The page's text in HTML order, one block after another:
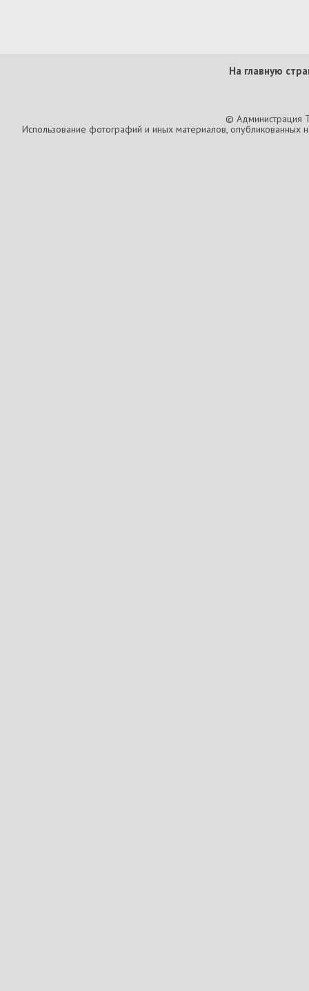
На главную
© Администрация
Использование фотографий и иных материалов, опубликованных